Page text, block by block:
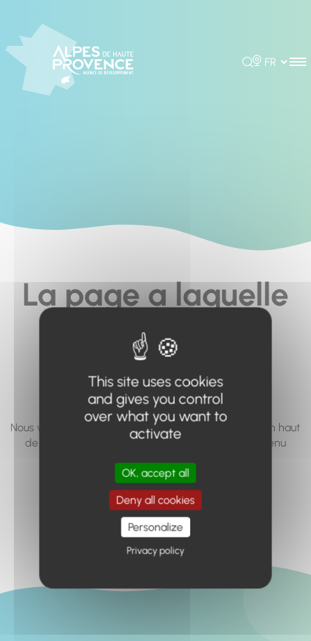
Rechercher
Choisir la
La page a laquelle
vous cherchez à
accéder n'existe
pas... ou plus.
Nous vous invitons à utiliser le moteur de recherche en haut
de page, ou à utiliser le menu pour trouver le contenu
Retour à l'accueil
This site uses cookies
and gives you control
over what you want to
activate
OK, accept all
Deny all cookies
Personalize
Privacy policy